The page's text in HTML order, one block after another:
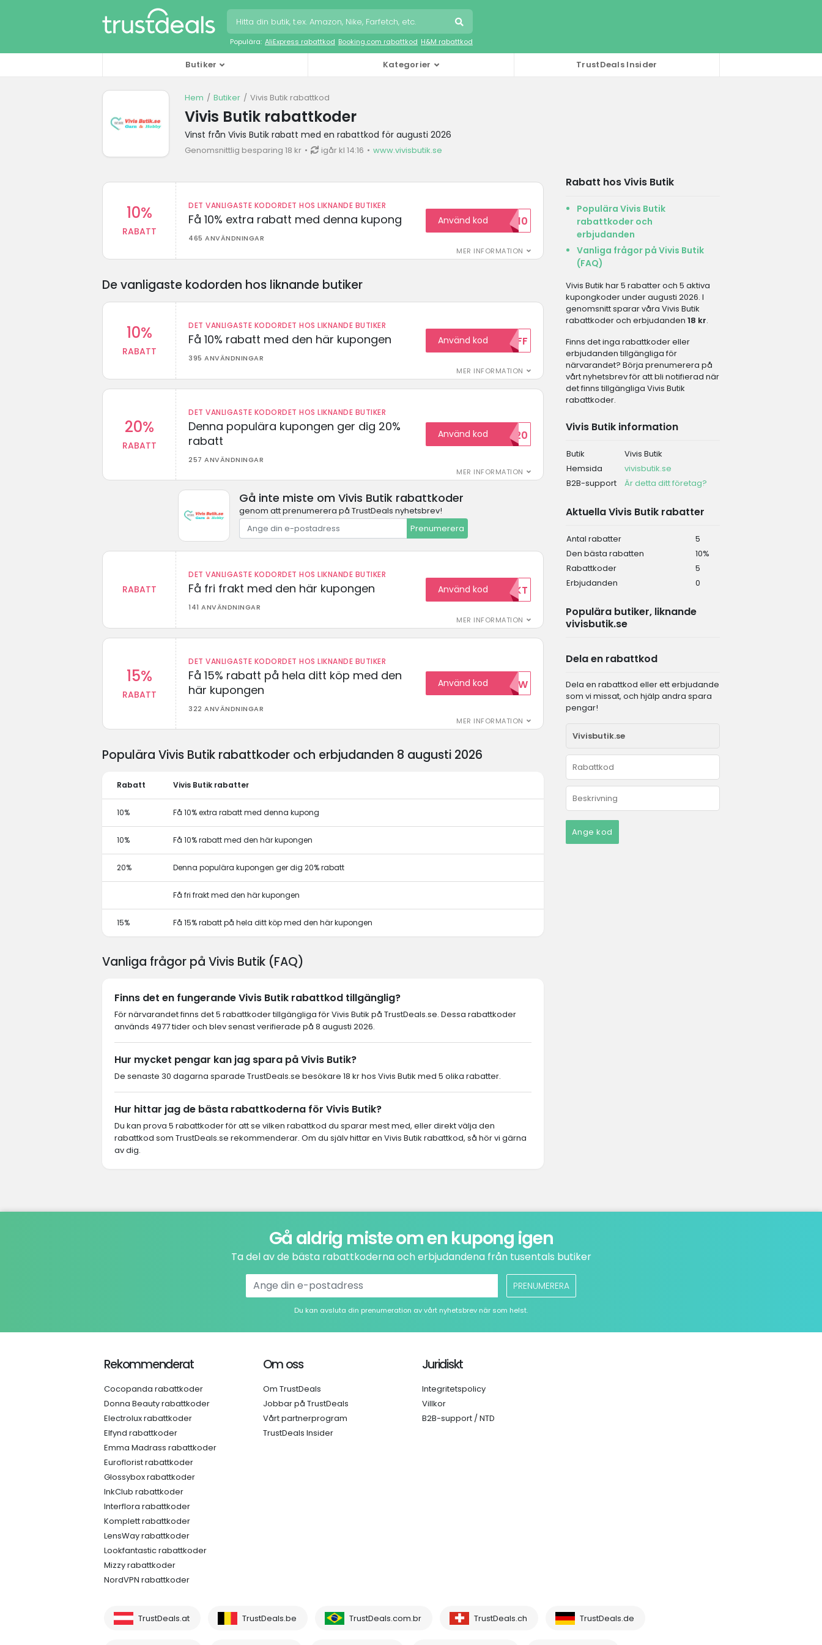
Populära: AliExpress rabattkod Booking.com rabattkod H&M rabattkod
Butiker Kategorier TrustDeals Insider
Hem Butiker Vivis Butik rabattkod
Vivis Butik rabattkoder
Vinst från Vivis Butik rabatt med en rabattkod för augusti 2026
Genomsnittlig besparing 18 kr igår kl 14:16 www.vivisbutik.se
10%
RABATT
DET VANLIGASTE KODORDET HOS LIKNANDE BUTIKER
Få 10% extra rabatt med denna kupong
465 ANVÄNDNINGAR
MER INFORMATION
Använd kod
VILKOMMEN10
De vanligaste kodorden hos liknande butiker
10%
RABATT
DET VANLIGASTE KODORDET HOS LIKNANDE BUTIKER
Få 10% rabatt med den här kupongen
395 ANVÄNDNINGAR
MER INFORMATION
Använd kod 10OFF
20%
RABATT
DET VANLIGASTE KODORDET HOS LIKNANDE BUTIKER
Denna populära kupongen ger dig 20%
rabatt
257 ANVÄNDNINGAR
MER INFORMATION
Använd kodHELLO20
Gå inte miste om Vivis Butik rabattkoder
genom att prenumerera på TrustDeals nyhetsbrev!
Prenumerera
RABATT
DET VANLIGASTE KODORDET HOS LIKNANDE BUTIKER
Få fri frakt med den här kupongen
141 ANVÄNDNINGAR
MER INFORMATION
Använd kodFRIFRAKT
15%
RABATT
DET VANLIGASTE KODORDET HOS LIKNANDE BUTIKER
Få 15% rabatt på hela ditt köp med den
här kupongen
322 ANVÄNDNINGAR
MER INFORMATION
Använd kod 15NOW
Rabatt hos Vivis Butik
Populära Vivis Butik
rabattkoder och
erbjudanden
Vanliga frågor på Vivis Butik
(FAQ)
Vivis Butik har 5 rabatter och 5 aktiva
kupongkoder under augusti 2026. I
genomsnitt sparar våra Vivis Butik
rabattkoder och erbjudanden 18 kr.
Finns det inga rabattkoder eller
erbjudanden tillgängliga för
närvarandet? Börja prenumerera på
vårt nyhetsbrev för att bli notifierad när
det finns tillgängliga Vivis Butik
rabattkoder.
Vivis Butik information
Butik
Vivis Butik
Hemsida
vivisbutik.se
B2B-support
Är detta ditt företag?
Aktuella Vivis Butik rabatter
Antal rabatter
5
Den bästa rabatten
10%
Rabattkoder
5
Erbjudanden
0
Populära butiker, liknande
vivisbutik.se
Dela en rabattkod
Dela en rabattkod eller ett erbjudande
som vi missat, och hjälp andra spara
pengar!
Ange kod
Populära Vivis Butik rabattkoder och erbjudanden 8 augusti 2026
Rabatt Vivis Butik rabatter
10% Få 10% extra rabatt med denna kupong
10% Få 10% rabatt med den här kupongen
20% Denna populära kupongen ger dig 20% rabatt
Få fri frakt med den här kupongen
15% Få 15% rabatt på hela ditt köp med den här kupongen
Vanliga frågor på Vivis Butik (FAQ)
Finns det en fungerande Vivis Butik rabattkod tillgänglig?
För närvarandet finns det 5 rabattkoder tillgängliga för Vivis Butik på TrustDeals.se. Dessa rabattkoder
används 4977 tider och blev senast verifierade på 8 augusti 2026.
Hur mycket pengar kan jag spara på Vivis Butik?
De senaste 30 dagarna sparade TrustDeals.se besökare 18 kr hos Vivis Butik med 5 olika rabatter.
Hur hittar jag de bästa rabattkoderna för Vivis Butik?
Du kan prova 5 rabattkoder för att se vilken rabattkod du sparar mest med, eller direkt välja den
rabattkod som TrustDeals.se rekommenderar. Om du själv hittar en Vivis Butik rabattkod, så hör vi gärna
av dig.
Gå aldrig miste om en kupong igen
Ta del av de bästa rabattkoderna och erbjudandena från tusentals butiker
PRENUMERERA
Du kan avsluta din prenumeration av vårt nyhetsbrev när som helst.
Rekommenderat
Cocopanda rabattkoder
Donna Beauty rabattkoder
Electrolux rabattkoder
Elfynd rabattkoder
Emma Madrass rabattkoder
Euroflorist rabattkoder
Glossybox rabattkoder
InkClub rabattkoder
Interflora rabattkoder
Komplett rabattkoder
LensWay rabattkoder
Lookfantastic rabattkoder
Mizzy rabattkoder
NordVPN rabattkoder
Om oss
Om TrustDeals
Jobbar på TrustDeals
Vårt partnerprogram
TrustDeals Insider
Juridiskt
Integritetspolicy
Villkor
B2B-support / NTD
TrustDeals.at TrustDeals.be TrustDeals.com.br TrustDeals.ch TrustDeals.de